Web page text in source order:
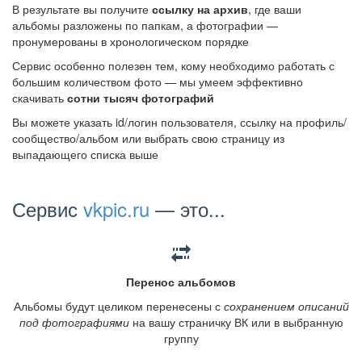
В результате вы получите ссылку на архив, где ваши
альбомы разложены по папкам, а фотографии —
пронумерованы в хронологическом порядке
Сервис особенно полезен тем, кому необходимо работать с
большим количеством фото — мы умеем эффективно
скачивать сотни тысяч фотографий
Вы можете указать id/логин пользователя, ссылку на профиль/
сообщество/альбом или выбрать свою страницу из
выпадающего списка выше
Сервис vkpic.ru — это...
Перенос альбомов
Альбомы будут целиком перенесены с сохранением описаний
под фотографиямина вашу страничку ВК или в выбранную
группу